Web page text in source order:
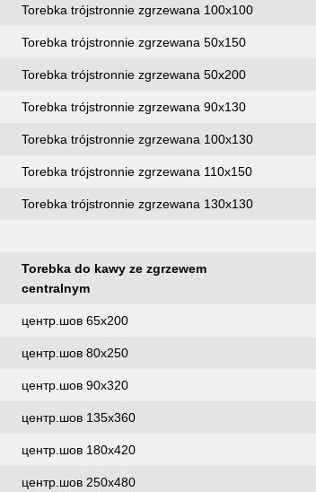
Torebka trójstronnie zgrzewana 100х100
Torebka trójstronnie zgrzewana 50х150
Torebka trójstronnie zgrzewana 50х200
Torebka trójstronnie zgrzewana 90х130
Torebka trójstronnie zgrzewana 100х130
Torebka trójstronnie zgrzewana 110х150
Torebka trójstronnie zgrzewana 130х130
Torebka do kawy ze zgrzewem
centralnym
центр.шов 65х200
центр.шов 80х250
центр.шов 90х320
центр.шов 135х360
центр.шов 180х420
центр.шов 250х480